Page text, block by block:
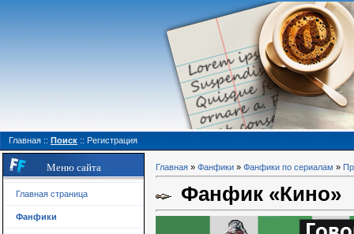
Главная :: Поиск :: Регистрация
Меню сайта
Главная страница
Фанфики
Главная » Фанфики » Фанфики по сериалам »
Фанфик «Кино»